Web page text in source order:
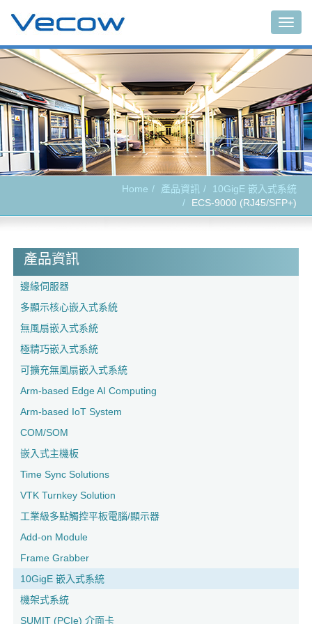
Home 產品資訊
10GigE 嵌入式系統
ECS-9000 (RJ45/SFP+)
產品資訊
邊緣伺服器
多顯示核心嵌入式系統
無風扇嵌入式系統
極精巧嵌入式系統
可擴充無風扇嵌入式系統
Arm-based Edge AI Computing
Arm-based IoT System
COM/SOM
嵌入式主機板
Time Sync Solutions
VTK Turnkey Solution
工業級多點觸控平板電腦/顯示器
Add-on Module
Frame Grabber
10GigE 嵌入式系統
機架式系統
SUMIT (PCIe) 介面卡